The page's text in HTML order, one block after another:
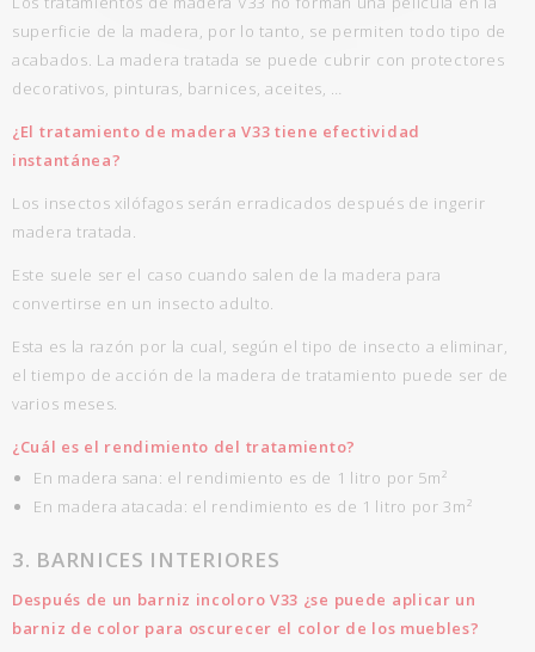
superficie de la madera, por lo tanto, se permiten todo tipo de
acabados. La madera tratada se puede cubrir con protectores
decorativos, pinturas, barnices, aceites, …
¿El tratamiento de madera V33 tiene efectividad
instantánea?
Los insectos xilófagos serán erradicados después de ingerir
madera tratada.
Este suele ser el caso cuando salen de la madera para
convertirse en un insecto adulto.
Esta es la razón por la cual, según el tipo de insecto a eliminar,
el tiempo de acción de la madera de tratamiento puede ser de
varios meses.
¿Cuál es el rendimiento del tratamiento?
En madera sana: el rendimiento es de 1 litro por 5m²
En madera atacada: el rendimiento es de 1 litro por 3m²
3. BARNICES INTERIORES
Después de un barniz incoloro V33 ¿se puede aplicar un
barniz de color para oscurecer el color de los muebles?